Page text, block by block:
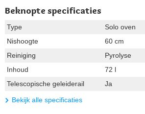
Beknopte specificaties
Type
Solo oven
Nishoogte
60 cm
Reiniging
Pyrolyse
Inhoud
72 l
Telescopische geleiderail
Ja
Bekijk alle specificaties